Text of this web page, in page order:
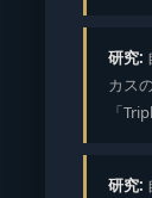
研究:
カス
「
研究: